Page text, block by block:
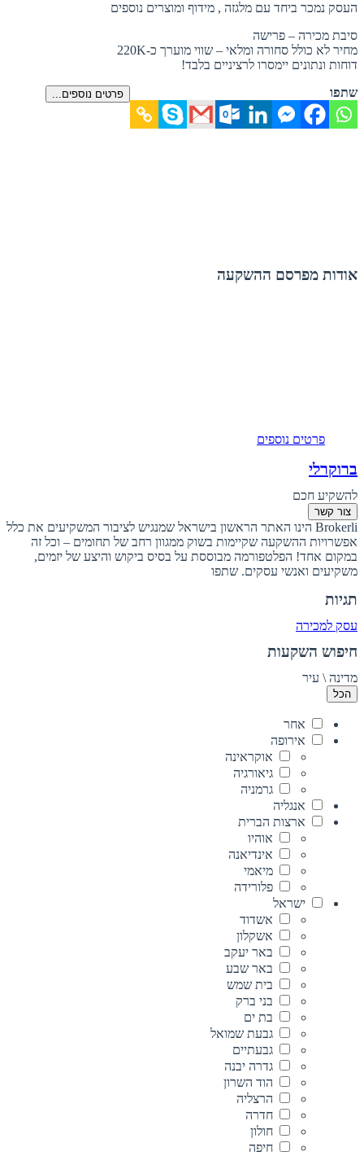
העסק נמכר ביחד עם מלגזה , מידוף ומוצרים נוספים
סיבת מכירה – פרישה
מחיר לא כולל סחורה ומלאי – שווי מוערך כ-220K
דוחות ונתונים יימסרו לרציניים בלבד!
שתפו
פרטים נוספים...
אודות מפרסם ההשקעה
פרטים נוספים
ברוקרלי
להשקיע חכם
צור קשר
Brokerli הינו האתר הראשון בישראל שמנגיש לציבור המשקיעים את כלל
אפשרויות ההשקעה שקיימות בשוק ממגוון רחב של תחומים – וכל זה
במקום אחד! הפלטפורמה מבוססת על בסיס ביקוש והיצע של יזמים,
משקיעים ואנשי עסקים. שתפו
תגיות
עסק למכירה
חיפוש השקעות
מדינה \ עיר
הכל
אחר
אירופה
אוקראינה
גיאורגיה
גרמניה
אנגליה
ארצות הברית
אוהיו
אינדיאנה
מיאמי
פלורידה
ישראל
אשדוד
אשקלון
באר יעקב
באר שבע
בית שמש
בני ברק
בת ים
גבעת שמואל
גבעתיים
גדרה יבנה
הוד השרון
הרצליה
חדרה
חולון
חיפה